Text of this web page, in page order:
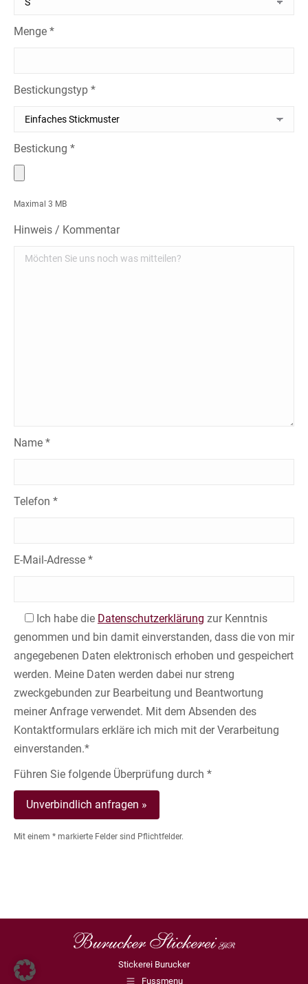
Menge *
Bestickungstyp *
Bestickung *
Maximal 3 MB
Hinweis / Kommentar
Name *
Telefon *
E-Mail-Adresse *
Ich habe die Datenschutzerklärung zur Kenntnis
genommen und bin damit einverstanden, dass die von mir
angegebenen Daten elektronisch erhoben und gespeichert
werden. Meine Daten werden dabei nur streng
zweckgebunden zur Bearbeitung und Beantwortung
meiner Anfrage verwendet. Mit dem Absenden des
Kontaktformulars erkläre ich mich mit der Verarbeitung
einverstanden.*
Führen Sie folgende Überprüfung durch *
Mit einem * markierte Felder sind Pflichtfelder.
Stickerei Burucker
Fussmenu